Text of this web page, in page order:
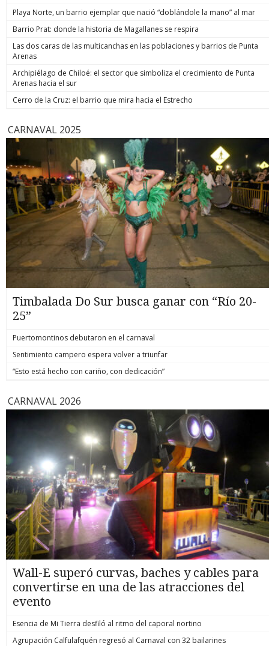
de estos enormes avances en números hay una familia que
hoy está más tranquila”, afirmó. Luego, el jefe de Estado
anunció un paso adicional para recuperar la seguridad y
todos los que buscan destruir nuestra sociedad. Seremos
implacables. No habrá excusas ni treguas“. El Presidente
anunció que su gobierno dará un paso adicional para
recuperar la seguridad, tal como se comprometió en
campaña, y aseguró que van a “perseguir, capturar, juzgar y
condenar a todos los que buscan destruir nuestra sociedad”.
indicó.
Playa Norte, un barrio ejemplar que nació “doblándole la mano” al mar
Barrio Prat: donde la historia de Magallanes se respira
Las dos caras de las multicanchas en las poblaciones y barrios de Punta
Arenas
Archipiélago de Chiloé: el sector que simboliza el crecimiento de Punta
Arenas hacia el sur
Cerro de la Cruz: el barrio que mira hacia el Estrecho
CARNAVAL 2025
Timbalada Do Sur busca ganar con “Río 20-
25”
Puertomontinos debutaron en el carnaval
Sentimiento campero espera volver a triunfar
“Esto está hecho con cariño, con dedicación”
CARNAVAL 2026
Wall-E superó curvas, baches y cables para
convertirse en una de las atracciones del
evento
Esencia de Mi Tierra desfiló al ritmo del caporal nortino
Agrupación Calfulafquén regresó al Carnaval con 32 bailarines